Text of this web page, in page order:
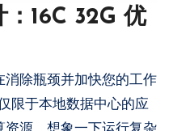
16C 32G 优
除瓶颈并加快您的工作
限于本地数据中心的应
资源。想象一下运行复杂